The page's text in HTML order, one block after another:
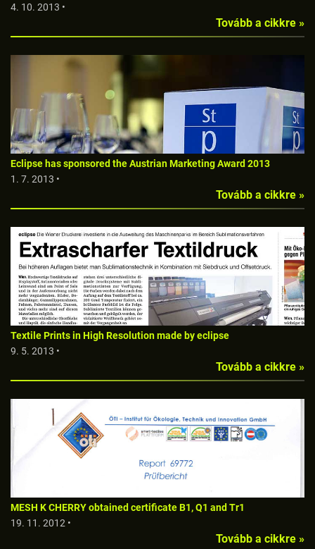
4. 10. 2013 •
Tovább a cikkre »
Eclipse has sponsored the Austrian Marketing Award 2013
1. 7. 2013 •
Tovább a cikkre »
Textile Prints in High Resolution made by eclipse
9. 5. 2013 •
Tovább a cikkre »
MESH K CHERRY obtained certificate B1, Q1 and Tr1
19. 11. 2012 •
Tovább a cikkre »